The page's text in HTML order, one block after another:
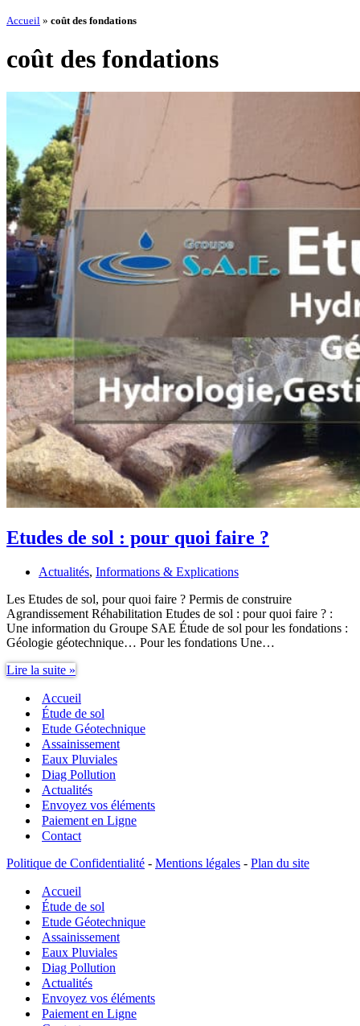
Accueil » coût des fondations
coût des fondations
Etudes de sol : pour quoi faire ?
Actualités, Informations & Explications
Les Etudes de sol, pour quoi faire ? Permis de construire
Agrandissement Réhabilitation Etudes de sol : pour quoi faire ? :
Une information du Groupe SAE Étude de sol pour les fondations :
Géologie géotechnique… Pour les fondations Une…
Lire la suite »
sol
:
pour
quoi
faire
?
Accueil
Étude de sol
Etude Géotechnique
Assainissement
Eaux Pluviales
Diag Pollution
Actualités
Envoyez vos éléments
Paiement en Ligne
Contact
Politique de Confidentialité - Mentions légales - Plan du site
Accueil
Étude de sol
Etude Géotechnique
Assainissement
Eaux Pluviales
Diag Pollution
Actualités
Envoyez vos éléments
Paiement en Ligne